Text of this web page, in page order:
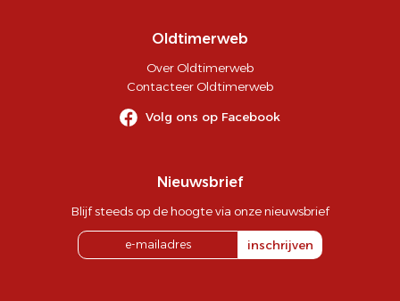
Oldtimerweb
Over Oldtimerweb
Contacteer Oldtimerweb
Volg ons op Facebook
Nieuwsbrief
Blijf steeds op de hoogte via onze nieuwsbrief
inschrijven